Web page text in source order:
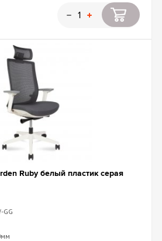
Ruby белый пластик серая
GG